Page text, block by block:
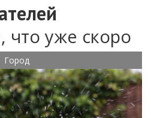
что уже скоро
Город